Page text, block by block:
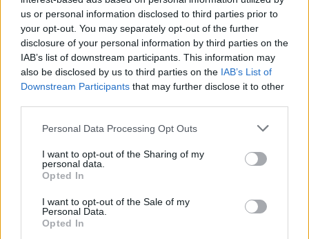
us or personal information disclosed to third parties prior to
your opt-out. You may separately opt-out of the further
disclosure of your personal information by third parties on the
IAB’s list of downstream participants. This information may
also be disclosed by us to third parties on the IAB’s List of
Downstream Participants that may further disclose it to other
Personal Data Processing Opt Outs
I want to opt-out of the Sharing of my
personal data.
Opted In
I want to opt-out of the Sale of my
Personal Data.
Opted In
ΣΧΕΤΙΚΑ ΑΡΘΡΑ